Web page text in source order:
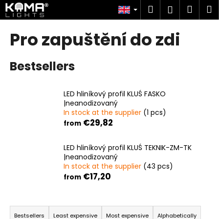
Skip
to
content
Search
Login
Pro zapuštění do zdi
Bestsellers
LED hliníkový profil KLUŚ FASKO
|neanodizovaný
In stock at the supplier (1 pcs)
from €29,82
LED hliníkový profil KLUŚ TEKNIK-ZM-TK
|neanodizovaný
In stock at the supplier (43 pcs)
from €17,20
P
Bestsellers Least expensive Most expensive Alphabetically
C
a
h
o